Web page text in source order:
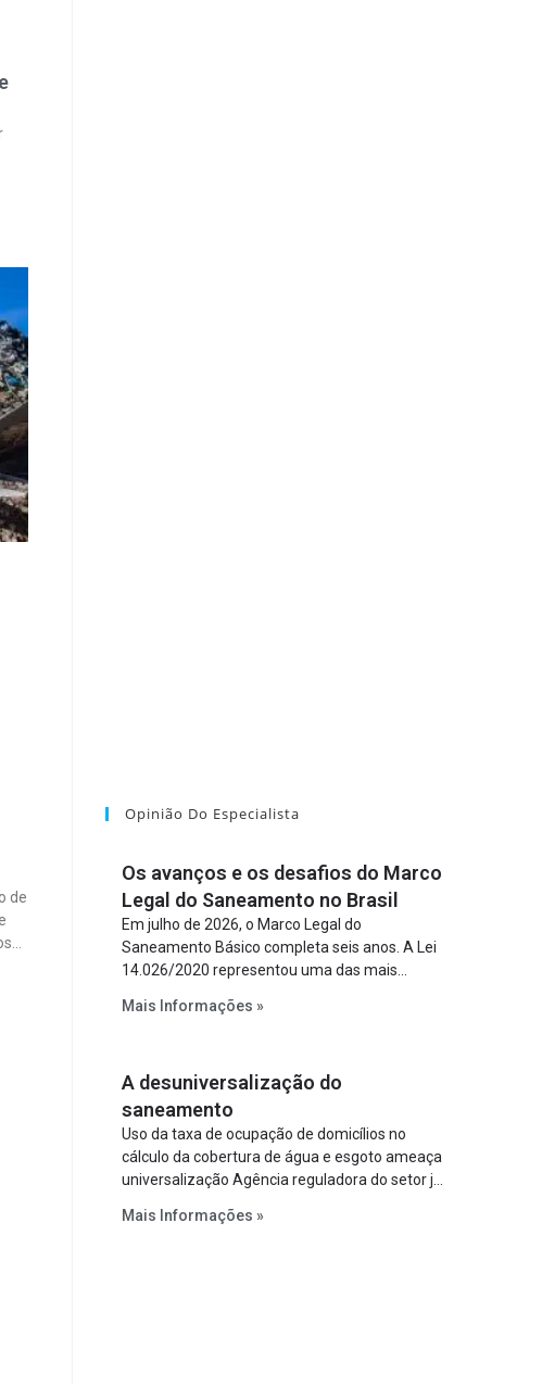
de
Opinião Do Especialista
Os avanços e os desafios do Marco
Legal do Saneamento no Brasil
Em julho de 2026, o Marco Legal do
Saneamento Básico completa seis anos. A Lei
14.026/2020 representou uma das mais
estabelecer metas claras para a
papel regulador da Agência Nacional de Águas
e Saneamento Básico (ANA) e criar
mecanismos voltados à segurança jurídica dos
contratos.
Mais Informações »
A desuniversalização do
saneamento
Uso da taxa de ocupação de domicílios no
cálculo da cobertura de água e esgoto ameaça
universalização Agência reguladora do setor já
de variável demográfica.
Mais Informações »